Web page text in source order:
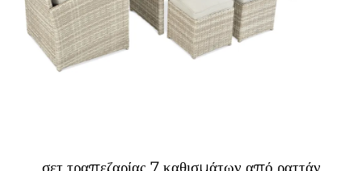
σετ τραπεζαρίας 7 καθισμάτων από ραττάν